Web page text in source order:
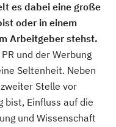
es dabei eine große
oder in einem
Arbeitgeber stehst.
und der Werbung
Seltenheit. Neben
Stelle vor
bist, Einfluss auf die
und Wissenschaft